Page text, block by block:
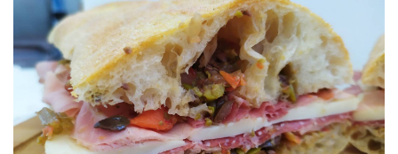
320 g di tagliatelle fresche
200 g di olive nere denocciolate
50 g di mandorle pelate (o pinoli, se preferisci)
1 spicchio d’aglio
50 g di ricotta
30 g di parmigiano grattugiato
80 ml di olio extravergine di oliva